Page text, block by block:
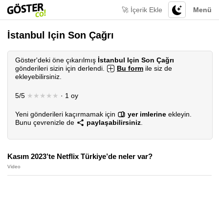
Menü
🚀 İçerik Ekle
İstanbul Için Son Çağrı
Göster'deki öne çıkarılmış İstanbul Için Son Çağrı
gönderileri sizin için derlendi.
Bu form ile siz de
ekleyebilirsiniz.
5/5 ★★★★★ · 1 oy
Yeni gönderileri kaçırmamak için yer imlerine ekleyin.
Bunu çevrenizle de
paylaşabilirsiniz
Kasım 2023’te Netflix Türkiye’de neler var?
Video